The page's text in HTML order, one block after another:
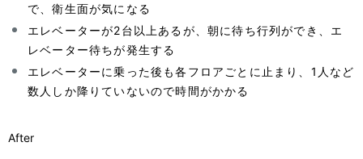
で、衛生面が気になる
エレベーターが2台以上あるが、朝に待ち行列ができ、エ
レベーター待ちが発生する
エレベーターに乗った後も各フロアごとに止まり、1人など
数人しか降りていないので時間がかかる
After